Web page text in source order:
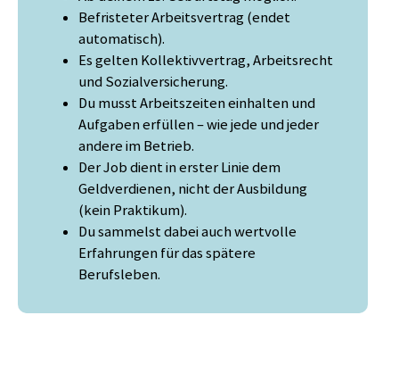
Befristeter Arbeitsvertrag (endet
automatisch).
Es gelten Kollektivvertrag, Arbeitsrecht
und Sozialversicherung.
Du musst Arbeitszeiten einhalten und
Aufgaben erfüllen – wie jede und jeder
andere im Betrieb.
Der Job dient in erster Linie dem
Geldverdienen, nicht der Ausbildung
(kein Praktikum).
Du sammelst dabei auch wertvolle
Erfahrungen für das spätere
Berufsleben.